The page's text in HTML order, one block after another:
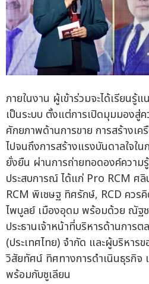
ภายในงาน ผู้เข้าร่วมจะได้เรียนรู้
เป็นระบบ ตั้งแต่การเปิดมุมมองสู่
ศักยภาพด้านการขาย การสร้างเ
ไปจนถึงการสร้างแรงบันดาลใจใน
ยั่งยืน ผ่านการถ่ายทอดองค์ความ
ประสบการณ์ ได้แก่ Pro RCM ศ
RCM พิเชษฐ ทิศรักษ์, RCD ควร
ไพบูลย์ เมืองอุดม พร้อมด้วย ณัฐ
ประธานเจ้าหน้าที่บริหารด้านการ
(ประเทศไทย) จำกัด และผู้บริหาร
วิสัยทัศน์ ทิศทางการดำเนินธุรกิจ
พร้อมกับซูเลียน